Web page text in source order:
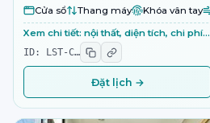
Cửa sổ Thang máy Khóa vân tay
Xem chi tiết: nội thất, diện tích, chi phí…
ID: LST-C…
Đặt lịch →